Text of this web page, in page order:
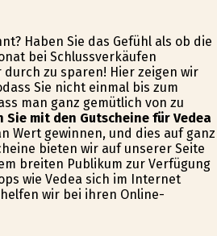
Haben Sie das Gefühl als ob die
bei Schlussverkäufen
zu sparen! Hier zeigen wir
Sie nicht einmal bis zum
man ganz gemütlich von zu
Sie mit den Gutscheine für Vedea
Wert gewinnen, und dies auf ganz
bieten wir auf unserer Seite
breiten Publikum zur Verfügung
wie Vedea sich im Internet
wir bei ihren Online-